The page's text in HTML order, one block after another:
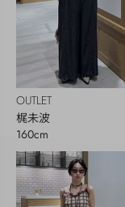
OUTLET
梶未波
160cm